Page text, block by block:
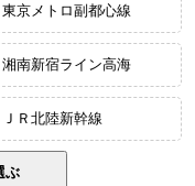
東京メトロ副都心線
湘南新宿ライン高海
ＪＲ北陸新幹線